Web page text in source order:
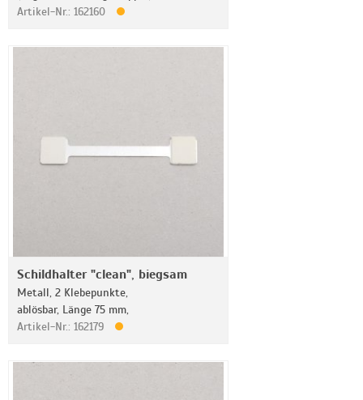
Artikel-Nr.: 162160
Schildhalter "clean", biegsam
Metall, 2 Klebepunkte,
ablösbar, Länge 75 mm,
Artikel-Nr.: 162179